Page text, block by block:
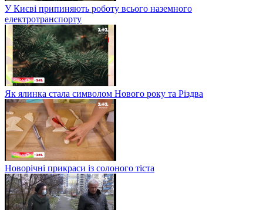
У Києві припиняють роботу всього наземного
електротранспорту
Як ялинка стала символом Нового року та Різдва
Новорічні прикраси із солоного тіста